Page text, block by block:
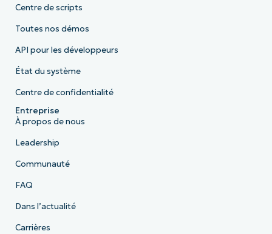
Centre de scripts
Toutes nos démos
API pour les développeurs
État du système
Centre de confidentialité
Entreprise
À propos de nous
Leadership
Communauté
FAQ
Dans l’actualité
Carrières